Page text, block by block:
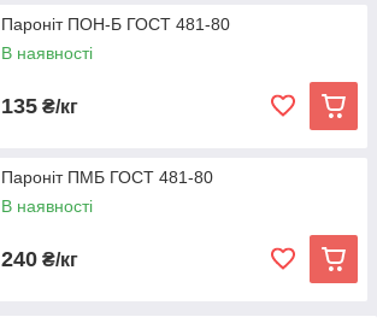
Пароніт ПОН-Б ГОСТ 481-80
В наявності
135 ₴/кг
Пароніт ПМБ ГОСТ 481-80
В наявності
240 ₴/кг